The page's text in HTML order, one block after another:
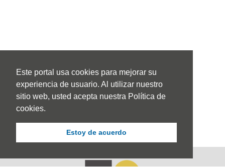
Este portal usa cookies para mejorar su
experiencia de usuario. Al utilizar nuestro
sitio web, usted acepta nuestra Política de
cookies.
Estoy de acuerdo